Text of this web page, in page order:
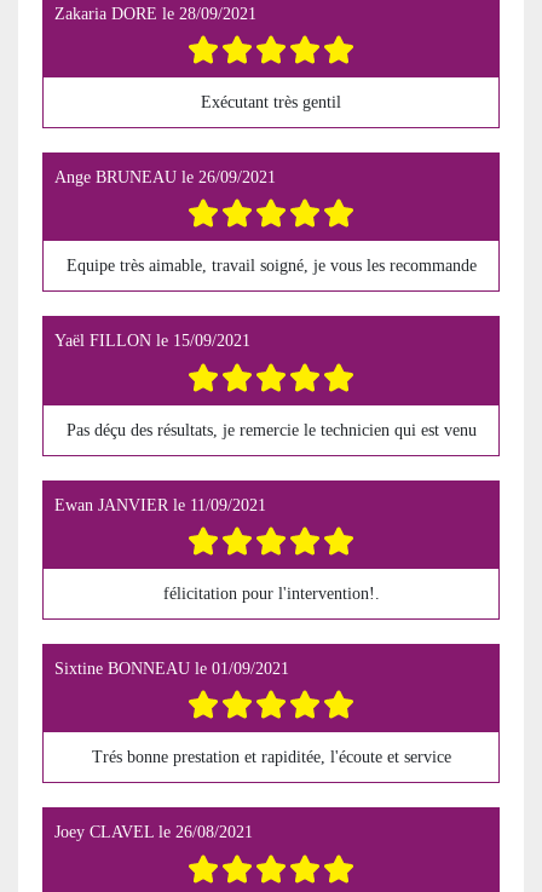
Zakaria DORE le 28/09/2021
Exécutant très gentil
Ange BRUNEAU le 26/09/2021
Equipe très aimable, travail soigné, je vous les recommande
Yaël FILLON le 15/09/2021
Pas déçu des résultats, je remercie le technicien qui est venu
Ewan JANVIER le 11/09/2021
félicitation pour l'intervention!.
Sixtine BONNEAU le 01/09/2021
Trés bonne prestation et rapiditée, l'écoute et service
Joey CLAVEL le 26/08/2021